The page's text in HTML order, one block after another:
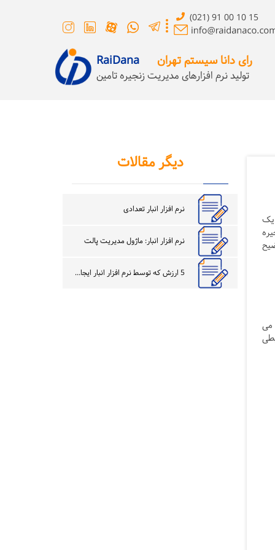
(021) 91 00 10 15
رای دانا سیستم تهران RaiDana
تولید نرم افزارهای مدیریت زنجیره تامین
یک
می
دیگر مقالات
نرم افزار انبار تعدادی
نرم افزار انبار: ماژول مدیریت پالت
5 ارزش که توسط نرم افزار انبار ایجاد می شود